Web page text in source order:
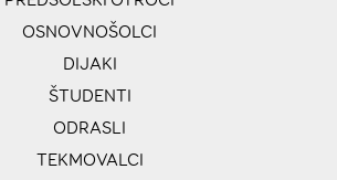
OSNOVNOŠOLCI
DIJAKI
ŠTUDENTI
ODRASLI
TEKMOVALCI